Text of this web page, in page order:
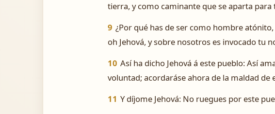
tierra, y como caminante que se aparta para
9 ¿Por qué has de ser como hombre
oh Jehová, y sobre nosotros es invocado tu
10 Así ha dicho Jehová á este pueblo: Así
voluntad; acordaráse ahora de la maldad de
11 Y díjome Jehová: No ruegues por este